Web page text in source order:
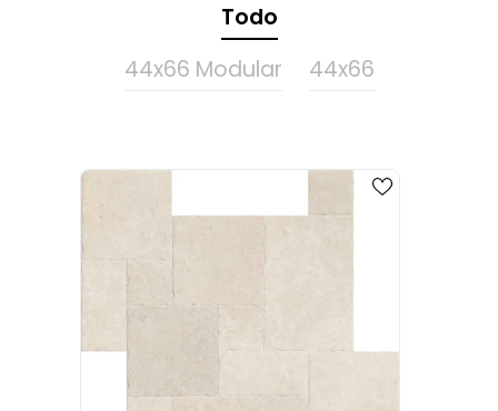
Todo
44x66 Modular
44x66